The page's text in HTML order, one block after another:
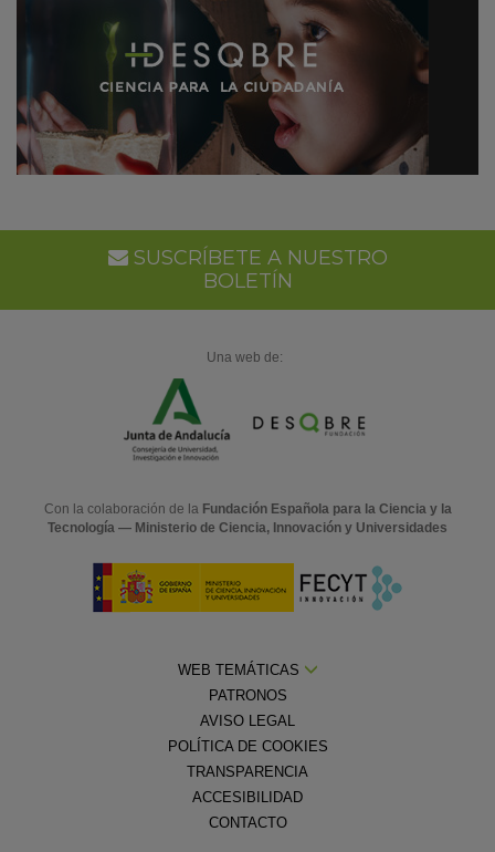
SUSCRÍBETE A NUESTRO
BOLETÍN
Una web de:
Con la colaboración de la Fundación Española para la Ciencia y la
Tecnología — Ministerio de Ciencia, Innovación y Universidades
WEB TEMÁTICAS
PATRONOS
AVISO LEGAL
POLÍTICA DE COOKIES
TRANSPARENCIA
ACCESIBILIDAD
CONTACTO